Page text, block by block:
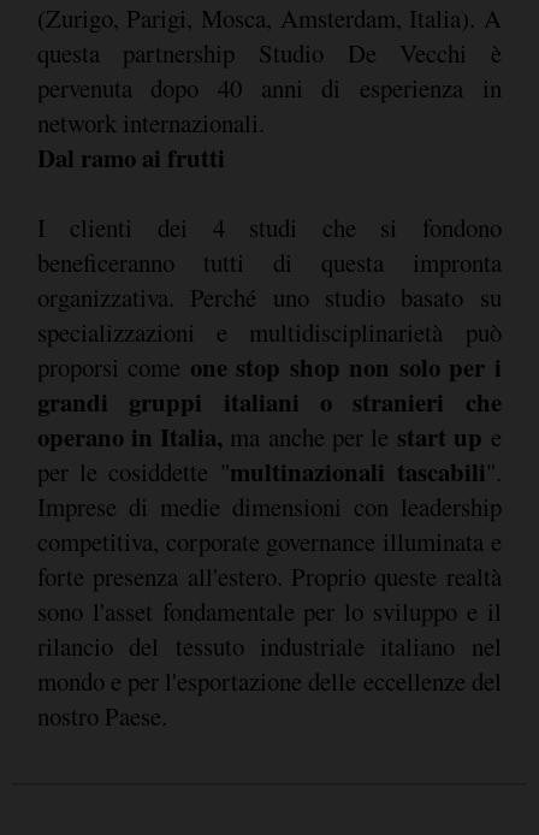
(Zurigo, Parigi, Mosca, Amsterdam, Italia). A
questa partnership Studio De Vecchi è
pervenuta dopo 40 anni di esperienza in
network internazionali.
Dal ramo ai frutti
I clienti dei 4 studi che si fondono
beneficeranno tutti di questa impronta
organizzativa. Perché uno studio basato su
specializzazioni e multidisciplinarietà può
proporsi come one stop shop non solo per i
grandi gruppi italiani o stranieri che
operano in Italia, ma anche per le start up e
per le cosiddette "multinazionali tascabili".
Imprese di medie dimensioni con leadership
competitiva, corporate governance illuminata e
forte presenza all'estero. Proprio queste realtà
sono l'asset fondamentale per lo sviluppo e il
rilancio del tessuto industriale italiano nel
mondo e per l'esportazione delle eccellenze del
nostro Paese.